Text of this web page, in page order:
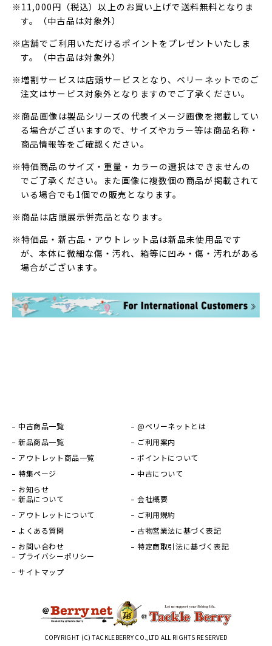
※11,000円（税込）以上のお買い上げで送料無料となりま
す。（中古品は対象外）
※店舗でご利用いただけるポイントをプレゼントいたしま
す。（中古品は対象外）
※増割サービスは店頭サービスとなり、ベリーネットでのご
注文はサービス対象外となりますのでご了承ください。
※商品画像は製品シリーズの代表イメージ画像を掲載してい
る場合がございますので、サイズやカラー等は商品名称・
商品情報等をご確認ください。
※特価商品のサイズ・重量・カラーの選択はできませんの
でご了承ください。また画像に複数個の商品が掲載されて
いる場合でも1個での販売となります。
※商品は店頭展示併売品となります。
※特価品・新古品・アウトレット品は新品未使用品です
が、本体に微細な傷・汚れ、箱等に凹み・傷・汚れがある
場合がございます。
中古商品一覧
新品商品一覧
アウトレット商品一覧
特集ページ
お知らせ
@ベリーネットとは
ご利用案内
ポイントについて
中古について
新品について
アウトレットについて
よくある質問
お問い合わせ
会社概要
ご利用規約
古物営業法に基づく表記
特定商取引法に基づく表記
プライバシーポリシー
サイトマップ
COPYRIGHT (C) TACKLEBERRY CO.,LTD ALL RIGHTS RESERVED